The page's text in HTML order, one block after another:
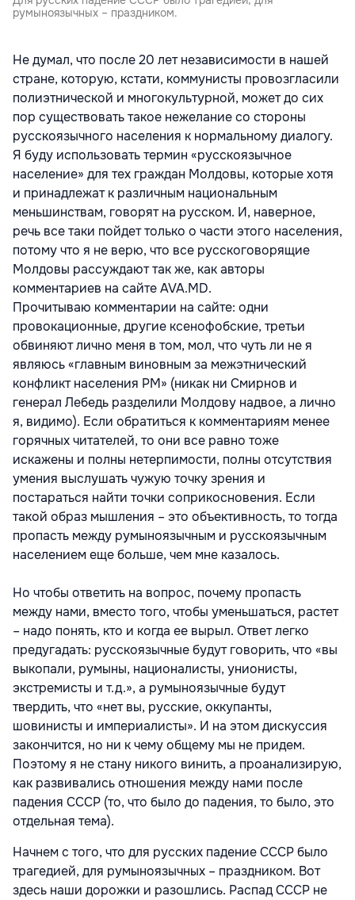
румыноязычных – праздником.
Не думал, что после 20 лет независимости в нашей
стране, которую, кстати, коммунисты провозгласили
полиэтнической и многокультурной, может до сих
пор существовать такое нежелание со стороны
русскоязычного населения к нормальному диалогу.
Я буду использовать термин «русскоязычное
население» для тех граждан Молдовы, которые хотя
и принадлежат к различным национальным
меньшинствам, говорят на русском. И, наверное,
речь все таки пойдет только о части этого населения,
потому что я не верю, что все русскоговорящие
Молдовы рассуждают так же, как авторы
комментариев на сайте AVA.MD.
Прочитываю комментарии на сайте: одни
провокационные, другие ксенофобские, третьи
обвиняют лично меня в том, мол, что чуть ли не я
являюсь «главным виновным за межэтнический
конфликт населения РМ» (никак ни Смирнов и
генерал Лебедь разделили Молдову надвое, а лично
я, видимо). Если обратиться к комментариям менее
горячных читателей, то они все равно тоже
искажены и полны нетерпимости, полны отсутствия
умения выслушать чужую точку зрения и
постараться найти точки соприкосновения. Если
такой образ мышления – это объективность, то тогда
пропасть между румыноязычным и русскоязычным
населением еще больше, чем мне казалось.
Но чтобы ответить на вопрос, почему пропасть
между нами, вместо того, чтобы уменьшаться, растет
– надо понять, кто и когда ее вырыл. Ответ легко
предугадать: русскоязычные будут говорить, что «вы
выкопали, румыны, националисты, унионисты,
экстремисты и т.д.», а румыноязычные будут
твердить, что «нет вы, русские, оккупанты,
шовинисты и империалисты». И на этом дискуссия
закончится, но ни к чему общему мы не придем.
Поэтому я не стану никого винить, а проанализирую,
как развивались отношения между нами после
падения СССР (то, что было до падения, то было, это
отдельная тема).
Начнем с того, что для русских падение СССР было
трагедией, для румыноязычных – праздником. Вот
здесь наши дорожки и разошлись. Распад СССР не